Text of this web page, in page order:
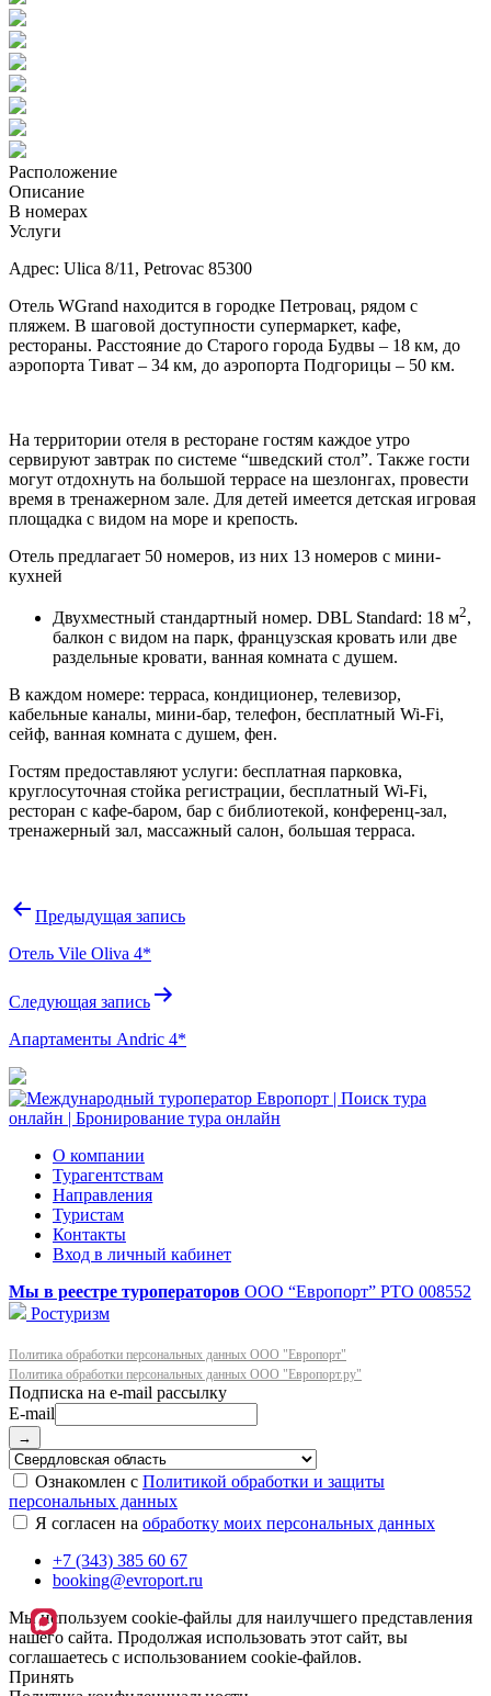
Расположение
Описание
В номерах
Услуги
Адрес: Ulica 8/11, Petrovac 85300
Отель WGrand находится в городке Петровац, рядом с
пляжем. В шаговой доступности супермаркет, кафе,
рестораны. Расстояние до Старого города Будвы – 18 км, до
аэропорта Тиват – 34 км, до аэропорта Подгорицы – 50 км.
На территории отеля в ресторане гостям каждое утро
сервируют завтрак по системе “шведский стол”. Также гости
могут отдохнуть на большой террасе на шезлонгах, провести
время в тренажерном зале. Для детей имеется детская игровая
площадка с видом на море и крепость.
Отель предлагает 50 номеров, из них 13 номеров с мини-
кухней
Двухместный стандартный номер. DBL Standard: 18 м2,
балкон с видом на парк, французская кровать или две
раздельные кровати, ванная комната с душем.
В каждом номере: терраса, кондиционер, телевизор,
кабельные каналы, мини-бар, телефон, бесплатный Wi-Fi,
сейф, ванная комната с душем, фен.
Гостям предоставляют услуги: бесплатная парковка,
круглосуточная стойка регистрации, бесплатный Wi-Fi,
ресторан с кафе-баром, бар с библиотекой, конференц-зал,
тренажерный зал, массажный салон, большая терраса.
Навигация
записям
Предыдущая запись
Отель Vile Oliva 4*
Следующая запись
Апартаменты Andric 4*
О компании
Турагентствам
Направления
Туристам
Контакты
Вход в личный кабинет
Мы в реестре туроператоров ООО “Европорт” РТО 008552
Ростуризм
Политика обработки персональных данных ООО "Европорт"
Политика обработки персональных данных ООО "Европорт.ру"
E-mail
→
Ознакомлен с Политикой обработки и защиты
персональных данных
Я согласен на обработку моих персональных данных
+7 (343) 385 60 67
booking@evroport.ru
Мы используем cookie-файлы для наилучшего представления
нашего сайта. Продолжая использовать этот сайт, вы
соглашаетесь с использованием cookie-файлов.
Принять